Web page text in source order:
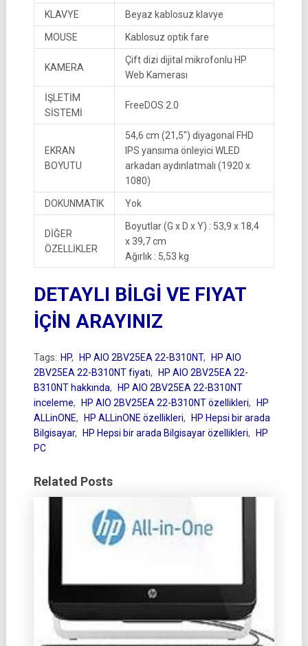
KLAVYE Beyaz kablosuz klavye
MOUSE Kablosuz optik fare
KAMERA
Çift dizi dijital mikrofonlu HP
Web Kamerası
İŞLETİM
SİSTEMİ
FreeDOS 2.0
EKRAN
BOYUTU
54,6 cm (21,5″) diyagonal FHD
IPS yansıma önleyici WLED
arkadan aydınlatmalı (1920 x
1080)
DOKUNMATIK Yok
DİĞER
ÖZELLİKLER
Boyutlar (G x D x Y) : 53,9 x 18,4
x 39,7 cm
Ağırlık : 5,53 kg
DETAYLI BİLGİ VE FIYAT
İÇİN ARAYINIZ
Tags: HP, HP AIO 2BV25EA 22-B310NT,
HP AIO
2BV25EA 22-B310NT fiyatı,
HP AIO 2BV25EA 22-
B310NT hakkında,
HP AIO 2BV25EA 22-B310NT
inceleme, HP AIO 2BV25EA 22-B310NT özellikleri,
HP
ALLinONE, HP ALLinONE özellikleri,
HP Hepsi bir arada
Bilgisayar, HP Hepsi bir arada Bilgisayar özellikleri,
HP
PC
Related Posts